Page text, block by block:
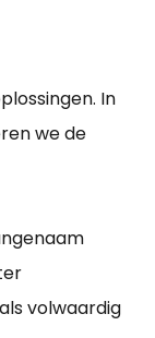
In
we de
volwaardig